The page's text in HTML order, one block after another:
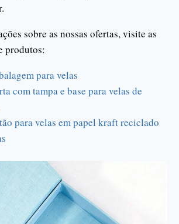
sobre as nossas ofertas, visite as
produtos:
para velas
com tampa e base para velas de
para velas em papel kraft reciclado